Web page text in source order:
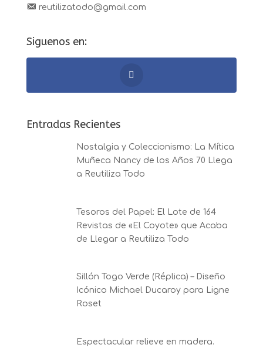
reutilizatodo@gmail.com
Siguenos en:
Entradas Recientes
Nostalgia y Coleccionismo: La Mítica
Muñeca Nancy de los Años 70 Llega
a Reutiliza Todo
Tesoros del Papel: El Lote de 164
Revistas de «El Coyote» que Acaba
de Llegar a Reutiliza Todo
Sillón Togo Verde (Réplica) – Diseño
Icónico Michael Ducaroy para Ligne
Roset
Espectacular relieve en madera.